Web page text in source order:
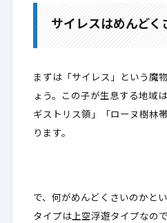
2-1. Lv70聖王の弓
2-2. オーディーンボウ
3.
サイレスはめんどく
まずは「サイレス」という魔
ょう。この子が生息する地域
ギストリス領」「ローヌ樹林
ります。
で、何がめんどくさいのかと
タイプは上空浮遊タイプなので